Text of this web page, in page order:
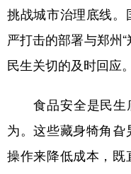
食品 人居
学术中国 乡村振
彩票 娱乐
公益 一带
挑战城市治理底线。
严打击的部署与郑州
民生关切的及时回应。
食品安全是民生底
为。这些藏身犄角旮
操作来降低成本，既